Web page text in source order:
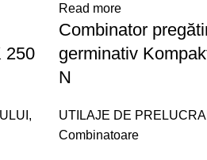
250
,
Read more
Combinator
germinativ
N
UTILAJE DE
Combinatoare